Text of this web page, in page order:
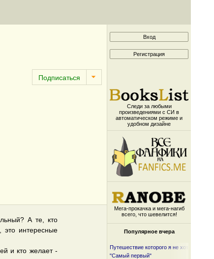
А те, кто
это интересные
и кто желает -
Следи за любыми
произведениями с СИ в
автоматическом режиме и
удобном дизайне
Мега-прокачка и мега-нагиб
всего, что шевелится!
Популярное вчера
Путешествие которого я не хотел
"Самый первый"